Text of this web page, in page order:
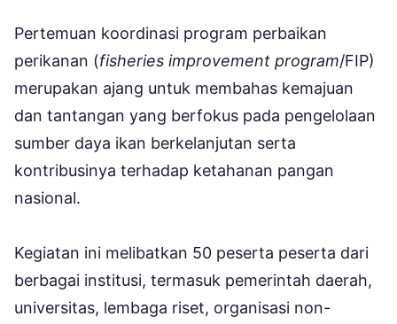
Pertemuan koordinasi program perbaikan
perikanan (fisheries improvement program/FIP)
merupakan ajang untuk membahas kemajuan
dan tantangan yang berfokus pada pengelolaan
sumber daya ikan berkelanjutan serta
kontribusinya terhadap ketahanan pangan
nasional.
Kegiatan ini melibatkan 50 peserta peserta dari
berbagai institusi, termasuk pemerintah daerah,
universitas, lembaga riset, organisasi non-